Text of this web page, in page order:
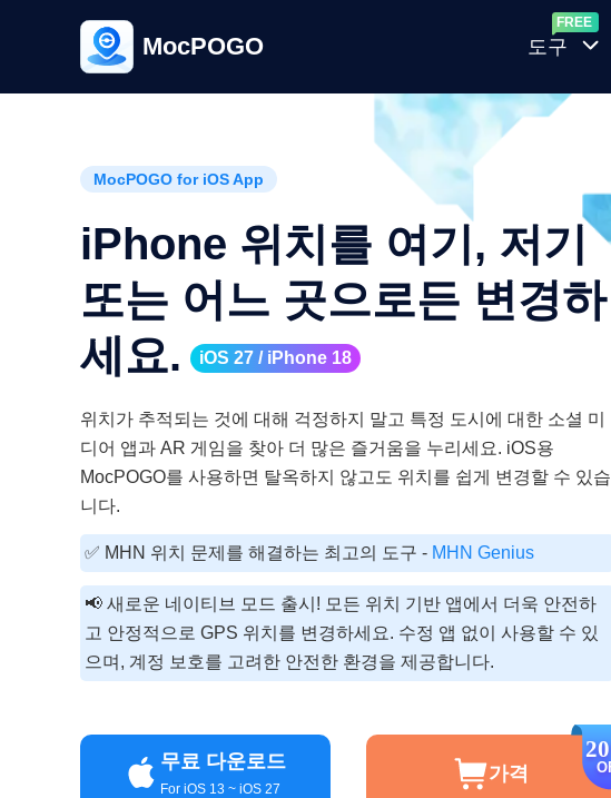
MocPOGO 도구
켓
생
성
몬
IV
기
MocPOGO for iOS App
iPhone 위치를 여기, 저기
또는 어느 곳으로든 변경하
세요.
iOS 27 / iPhone 18
위치가 추적되는 것에 대해 걱정하지 말고 특정 도시에 대한 소셜 미
디어 앱과 AR 게임을 찾아 더 많은 즐거움을 누리세요. iOS용
MocPOGO를 사용하면 탈옥하지 않고도 위치를 쉽게 변경할 수 있습
니다.
✅ MHN 위치 문제를 해결하는 최고의 도구 - MHN Genius
📢 새로운 네이티브 모드 출시! 모든 위치 기반 앱에서 더욱 안전하
고 안정적으로 GPS 위치를 변경하세요. 수정 앱 없이 사용할 수 있
으며, 계정 보호를 고려한 안전한 환경을 제공합니다.
무료 다운로드
For iOS 13 ~ iOS 27
가격